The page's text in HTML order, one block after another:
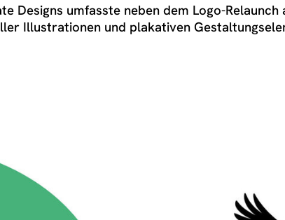
Designs umfasste neben dem Logo-
Illustrationen und plakativen